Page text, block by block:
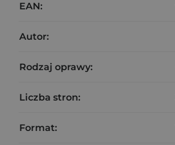
EAN:
Autor:
Rodzaj oprawy:
Liczba stron:
Format: